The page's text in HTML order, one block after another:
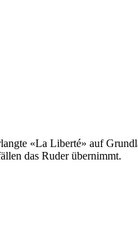
«La Liberté» auf
das Ruder übernimmt.